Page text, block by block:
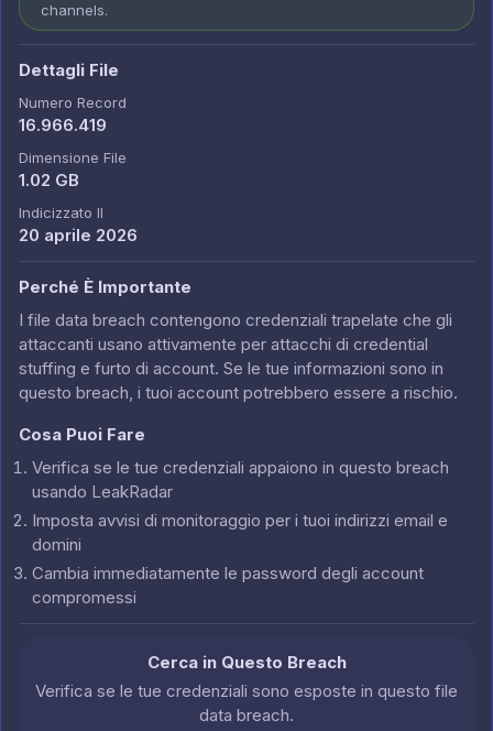
channels.
Dettagli File
Numero Record
16.966.419
Dimensione File
1.02 GB
Indicizzato Il
20 aprile 2026
Perché È Importante
I file data breach contengono credenziali trapelate che gli
attaccanti usano attivamente per attacchi di credential
stuffing e furto di account. Se le tue informazioni sono in
questo breach, i tuoi account potrebbero essere a rischio.
Cosa Puoi Fare
Verifica se le tue credenziali appaiono in questo breach
usando LeakRadar
Imposta avvisi di monitoraggio per i tuoi indirizzi email e
domini
Cambia immediatamente le password degli account
compromessi
Cerca in Questo Breach
Verifica se le tue credenziali sono esposte in questo file
data breach.